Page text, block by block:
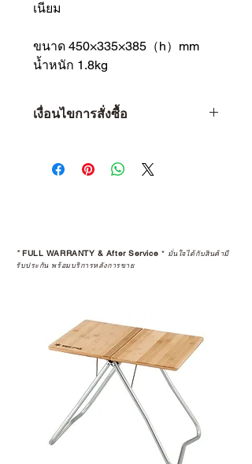
เนียม
ขนาด 450×335×385（h）mm
น้ำหนัก 1.8kg
เงื่อนไขการสั่งซื้อ
1 • จำกัดจำนวน 1 ท่าน ต่อ 1 ชิ้น
เท่านั้น
ลง
3 • การ Resell (พ่อค้า-แม่ค้า) สินค้าที่
ธรรมเนียม 5% และใช้เวลาทำ
รายการ 15 วัน
4 • สินค้าใดๆ ก็ตามที่ซื้อจากการ
Resell หรือมีการเปลี่ยนมือผู้ซื้อ จะ
ถือว่าสิ้นสุดการรับประกันสินค้าทุก
5 • สงวนสิทธิ์ในการงดจำหน่ายสินค้า
ทุกรายการให้กับผู้ที่มีประวัติการนำ
*FULL WARRANTY & After Service * มั่นใจได้กับสินค้ามี
รับประกัน พร้อมบริการหลังการขาย